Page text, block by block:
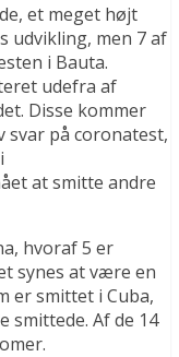
et meget højt
udvikling, men 7 af
i Bauta.
udefra af
Disse kommer
på coronatest,
at smitte andre
hvoraf 5 er
synes at være en
er smittet i Cuba,
smittede. Af de 14